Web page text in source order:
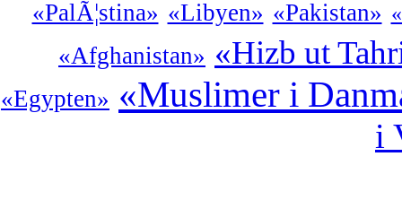
«PalÃ¦stina» «Libyen» «Pakistan»
«Afghanistan» «Hizb ut
«Egypten» «Muslimer i
i